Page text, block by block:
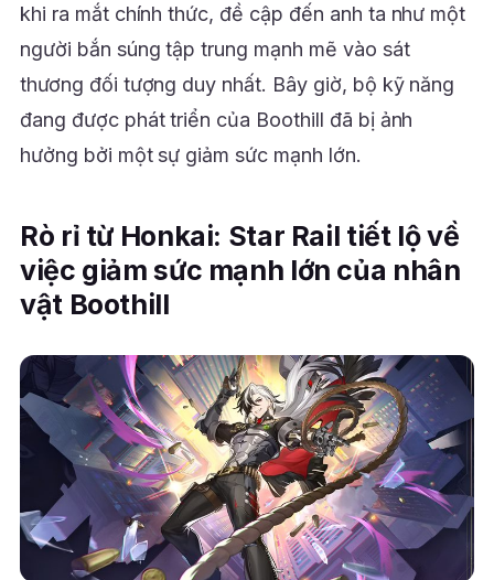
khi ra mắt chính thức, đề cập đến anh ta như một
người bắn súng tập trung mạnh mẽ vào sát
thương đối tượng duy nhất. Bây giờ, bộ kỹ năng
đang được phát triển của Boothill đã bị ảnh
hưởng bởi một sự giảm sức mạnh lớn.
Rò rỉ từ Honkai: Star Rail tiết lộ về
việc giảm sức mạnh lớn của nhân
vật Boothill